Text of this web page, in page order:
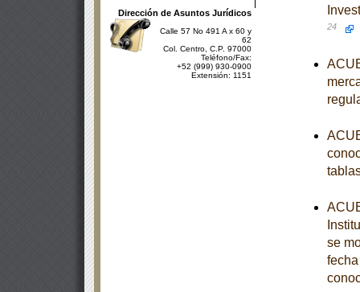
Dirección de Asuntos Jurídicos
Calle 57 No 491 A x 60 y
62
Col. Centro, C.P. 97000
Teléfono/Fax:
+52 (999) 930-0900
Extensión: 1151
24
se